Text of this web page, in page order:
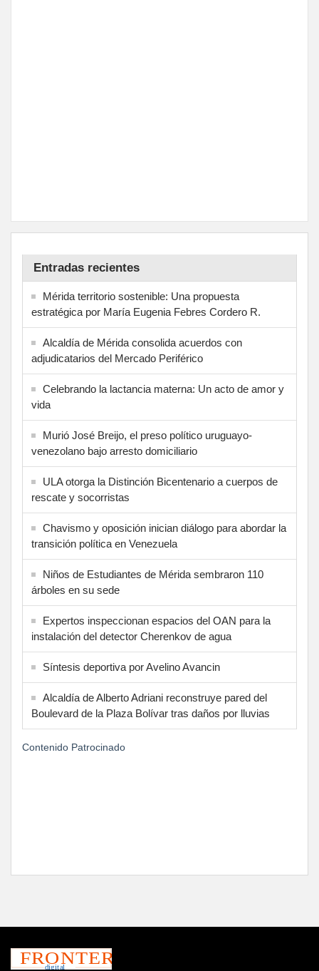
Entradas recientes
Mérida territorio sostenible: Una propuesta
estratégica por María Eugenia Febres Cordero R.
Alcaldía de Mérida consolida acuerdos con
adjudicatarios del Mercado Periférico
Celebrando la lactancia materna: Un acto de amor y
vida
Murió José Breijo, el preso político uruguayo-
venezolano bajo arresto domiciliario
ULA otorga la Distinción Bicentenario a cuerpos de
rescate y socorristas
Chavismo y oposición inician diálogo para abordar la
transición política en Venezuela
Niños de Estudiantes de Mérida sembraron 110
árboles en su sede
Expertos inspeccionan espacios del OAN para la
instalación del detector Cherenkov de agua
Síntesis deportiva por Avelino Avancin
Alcaldía de Alberto Adriani reconstruye pared del
Boulevard de la Plaza Bolívar tras daños por lluvias
Contenido Patrocinado